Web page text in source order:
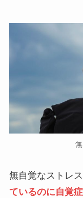
無自覚なストレス
ているのに自覚